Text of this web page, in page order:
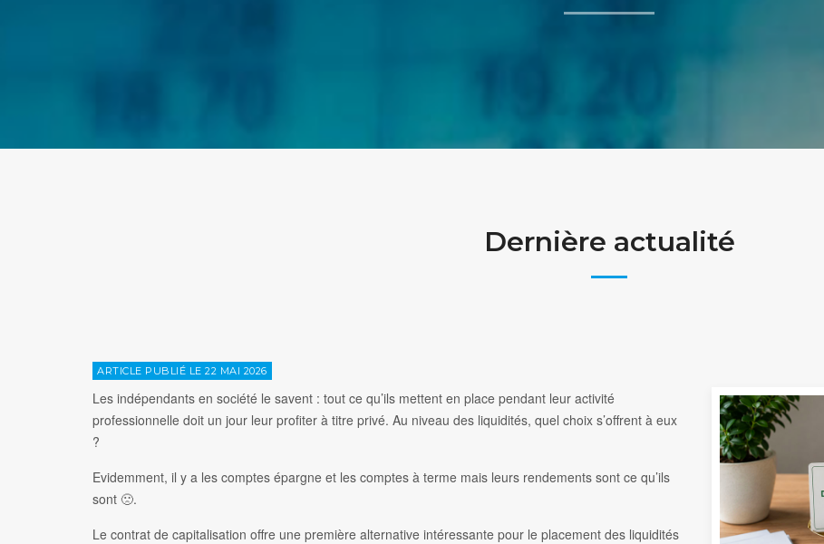
Dernière actualité
ARTICLE PUBLIÉ LE 22 MAI 2026
Les indépendants en société le savent : tout ce qu’ils mettent en place pendant leur activité
professionnelle doit un jour leur profiter à titre privé. Au niveau des liquidités, quel choix s’offrent à eux
?
Evidemment, il y a les comptes épargne et les comptes à terme mais leurs rendements sont ce qu’ils
sont 🙁.
Le contrat de capitalisation offre une première alternative intéressante pour le placement des liquidités